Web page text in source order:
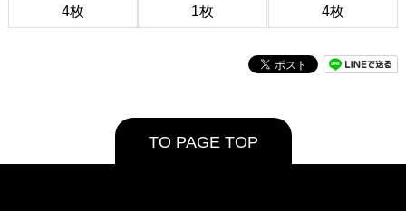
4枚 1枚 4枚
TO PAGE TOP